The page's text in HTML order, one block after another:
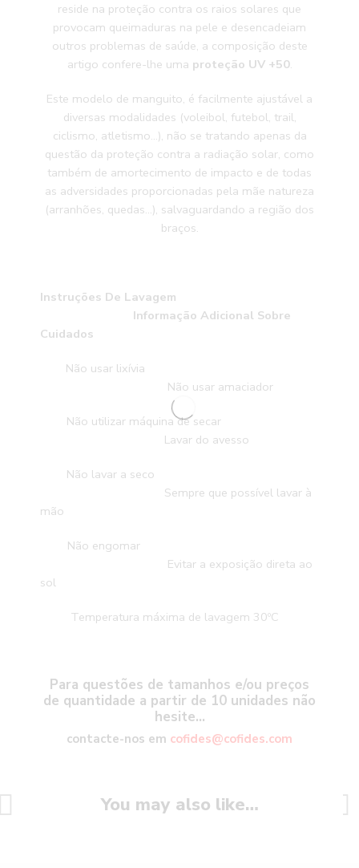
reside na proteção contra os raios solares que
provocam queimaduras na pele e desencadeiam
outros problemas de saúde, a composição deste
artigo confere-lhe uma proteção UV +50.
Este modelo de manguito, é facilmente ajustável a
diversas modalidades (voleibol, futebol, trail,
ciclismo, atletismo…), não se tratando apenas da
questão da proteção contra a radiação solar, como
também de amortecimento de impacto e de todas
as adversidades proporcionadas pela mãe natureza
(arranhões, quedas…), salvaguardando a região dos
braços.
Instruções De Lavagem
Informação Adicional Sobre
Cuidados
Não usar lixívia
Não usar amaciador
Não utilizar máquina de secar
Lavar do avesso
Não lavar a seco
Sempre que possível lavar à
mão
Não engomar
Evitar a exposição direta ao
sol
Temperatura máxima de lavagem 30ºC
Para questões de tamanhos e/ou preços
de quantidade a partir de 10 unidades não
hesite…
contacte-nos em cofides@cofides.com
You may also like…